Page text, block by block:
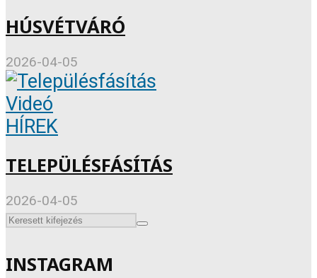
HÚSVÉTVÁRÓ
2026-04-05
Videó
HÍREK
TELEPÜLÉSFÁSÍTÁS
2026-04-05
INSTAGRAM